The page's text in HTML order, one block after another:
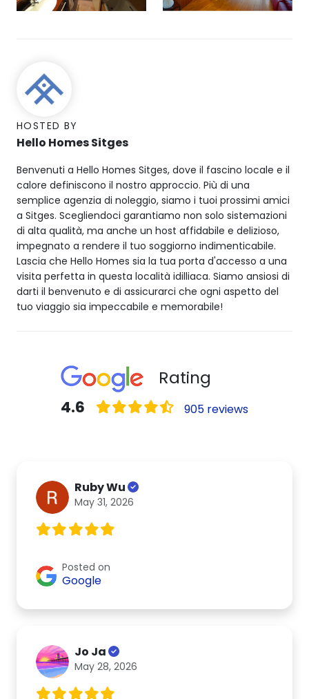
HOSTED BY
Hello Homes Sitges
Benvenuti a Hello Homes Sitges, dove il fascino locale e il
calore definiscono il nostro approccio. Più di una
semplice agenzia di noleggio, siamo i tuoi prossimi amici
a Sitges. Scegliendoci garantiamo non solo sistemazioni
di alta qualità, ma anche un host affidabile e delizioso,
impegnato a rendere il tuo soggiorno indimenticabile.
Lascia che Hello Homes sia la tua porta d'accesso a una
visita perfetta in questa località idilliaca. Siamo ansiosi di
darti il benvenuto e di assicurarci che ogni aspetto del
tuo viaggio sia impeccabile e memorabile!
Rating
4.6 905 reviews
Ruby Wu
May 31, 2026
Posted on
Google
Jo Ja
May 28, 2026